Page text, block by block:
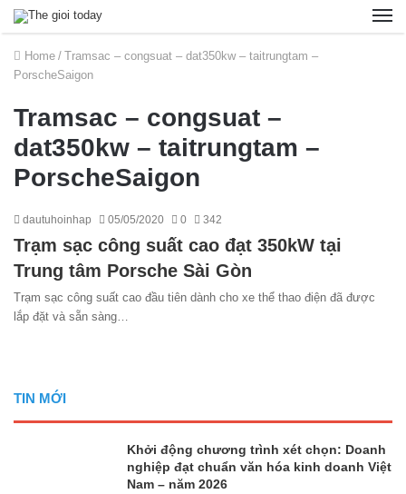
Home / Tramsac – congsuat – dat350kw – taitrungtam –
PorscheSaigon
Tramsac – congsuat –
dat350kw – taitrungtam –
PorscheSaigon
dautuhoinhap 05/05/2020 0 342
Trạm sạc công suất cao đạt 350kW tại
Trung tâm Porsche Sài Gòn
Trạm sạc công suất cao đầu tiên dành cho xe thể thao điện đã được
lắp đặt và sẵn sàng…
TIN MỚI
Khởi động chương trình xét chọn: Doanh
nghiệp đạt chuẩn văn hóa kinh doanh Việt
Nam – năm 2026